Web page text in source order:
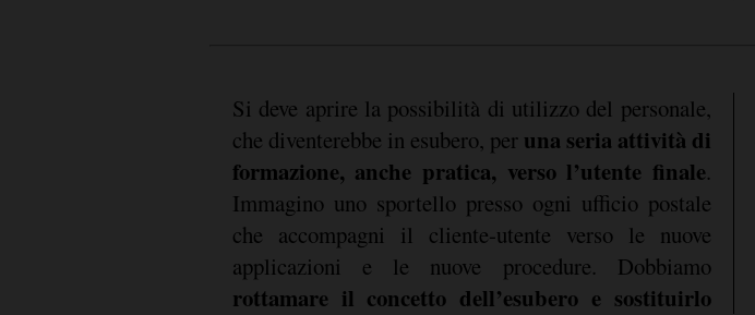
Si deve aprire la possibilità di utilizzo del personale,
che diventerebbe in esubero, per una seria attività di
formazione, anche pratica, verso l’utente finale.
Immagino uno sportello presso ogni ufficio postale
che accompagni il cliente-utente verso le nuove
applicazioni e le nuove procedure. Dobbiamo
rottamare il concetto dell’esubero e sostituirlo